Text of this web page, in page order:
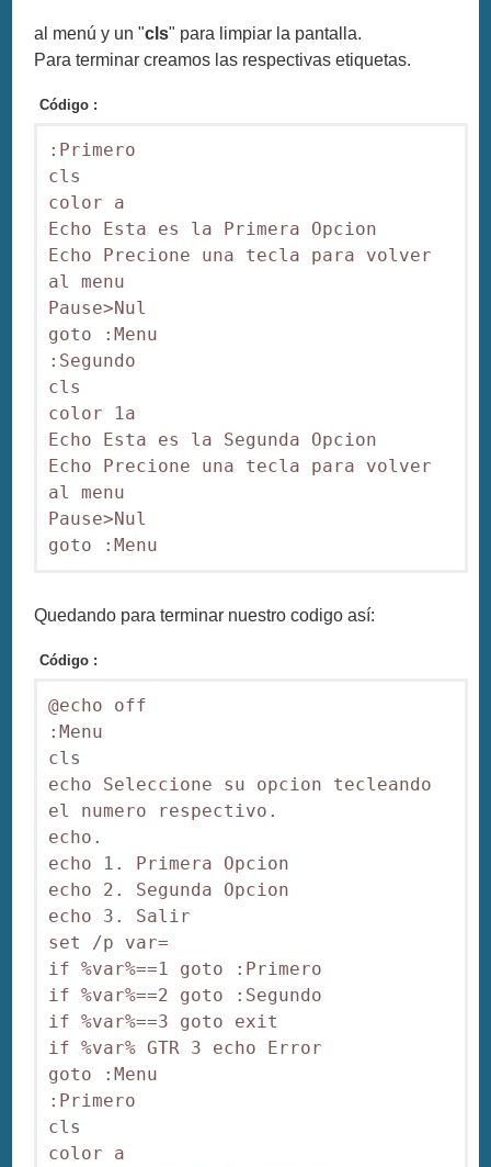
al menú y un "cls" para limpiar la pantalla.
Para terminar creamos las respectivas etiquetas.
Código :
:Primero
cls
color a
Echo Esta es la Primera Opcion
Echo Precione una tecla para volver
al menu
Pause>Nul
goto :Menu
:Segundo
cls
color 1a
Echo Esta es la Segunda Opcion
Echo Precione una tecla para volver
al menu
Pause>Nul
Quedando para terminar nuestro codigo así:
Código :
@echo off
:Menu
cls
echo Seleccione su opcion tecleando
el numero respectivo.
echo.
echo 1. Primera Opcion
echo 2. Segunda Opcion
echo 3. Salir
set /p var=
if %var%==1 goto :Primero
if %var%==2 goto :Segundo
if %var%==3 goto exit
if %var% GTR 3 echo Error
goto :Menu
:Primero
cls
color a